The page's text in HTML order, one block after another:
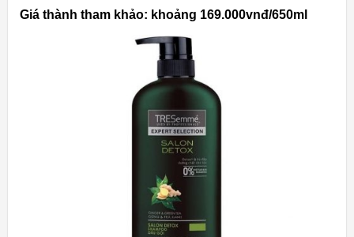
Giá thành tham khảo: khoảng 169.000vnđ/650ml